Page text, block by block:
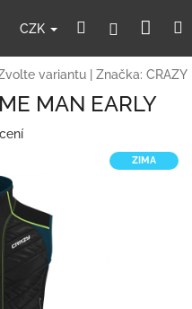
CZK HledatPřihlášení
variantu Značka: CRAZY
MAN EARLY
ZIMA